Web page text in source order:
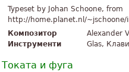
Typeset by Johan Schoone, from
http://home.planet.nl/~jschoone/
Композитор
Alexander
Инструменти
Glas,
Токата и фуга